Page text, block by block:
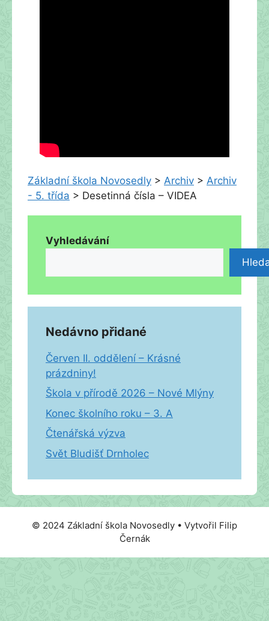
Základní škola Novosedly > Archiv > Archiv
- 5. třída > Desetinná čísla – VIDEA
Vyhledávání
Nedávno přidané
Červen II. oddělení – Krásné
prázdniny!
Škola v přírodě 2026 – Nové Mlýny
Konec školního roku – 3. A
Čtenářská výzva
Svět Bludišť Drnholec
© 2024 Základní škola Novosedly • Vytvořil Filip
Černák